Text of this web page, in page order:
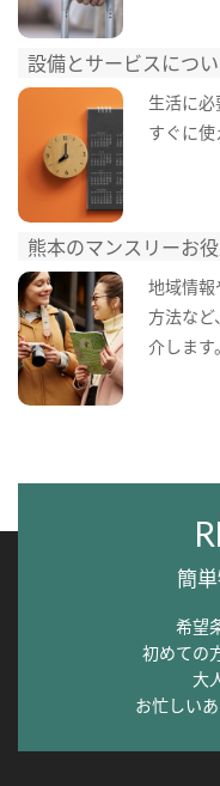
設備とサービスにつ
生活に
すぐに使
熊本のマンスリーお
地域情
方法な
介します。
簡
希望
初めての
大
お忙しい